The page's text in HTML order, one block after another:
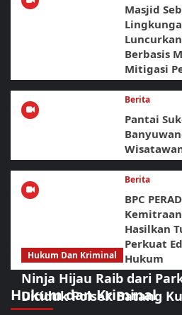
Masjid
Berbasis
Mitigasi
Berita
Pantai
Berita
BPC
Kemitraan
Hasilkan
Perkuat
Hukum
Hukum dan Kriminal
Hukum Dan Kriminal
Ninja Hijau Raib dari
Diciduk Polsek Batang